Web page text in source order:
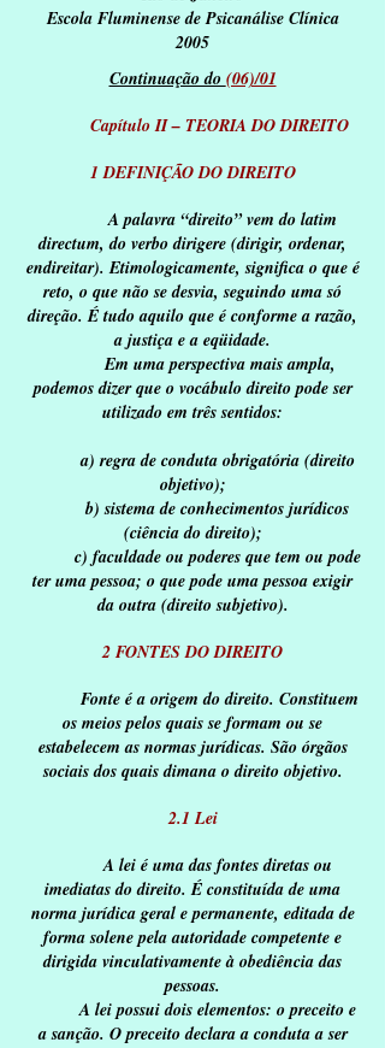
Escola Fluminense de Psicanálise Clínica
2005
Continuação do (06)/01
Capítulo II – TEORIA DO DIREITO
1 DEFINIÇÃO DO DIREITO
A palavra “direito” vem do latim
directum, do verbo dirigere (dirigir, ordenar,
endireitar). Etimologicamente, significa o que é
reto, o que não se desvia, seguindo uma só
direção. É tudo aquilo que é conforme a razão,
a justiça e a eqüidade.
Em uma perspectiva mais ampla,
podemos dizer que o vocábulo direito pode ser
utilizado em três sentidos:
a) regra de conduta obrigatória (direito
objetivo);
b) sistema de conhecimentos jurídicos
(ciência do direito);
c) faculdade ou poderes que tem ou pode
ter uma pessoa; o que pode uma pessoa exigir
da outra (direito subjetivo).
2 FONTES DO DIREITO
Fonte é a origem do direito. Constituem
os meios pelos quais se formam ou se
estabelecem as normas jurídicas. São órgãos
sociais dos quais dimana o direito objetivo.
2.1 Lei
A lei é uma das fontes diretas ou
imediatas do direito. É constituída de uma
norma jurídica geral e permanente, editada de
forma solene pela autoridade competente e
dirigida vinculativamente à obediência das
pessoas.
A lei possui dois elementos: o preceito e
a sanção. O preceito declara a conduta a ser